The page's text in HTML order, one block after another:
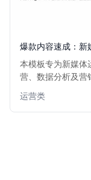
爆款内容速成：新
本模板专为新媒体
营、数据分析及营
跃迁。适用于希望
容运营及社群运营
运营类